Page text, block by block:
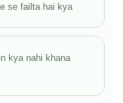
se failta hai kya
kya nahi khana